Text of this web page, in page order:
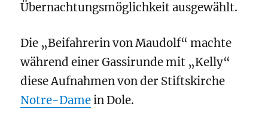
Übernachtungsmöglichkeit ausgewählt.
Die „Beifahrerin von Maudolf“ machte
während einer Gassirunde mit „Kelly“
diese Aufnahmen von der Stiftskirche
Notre-Damein Dole.